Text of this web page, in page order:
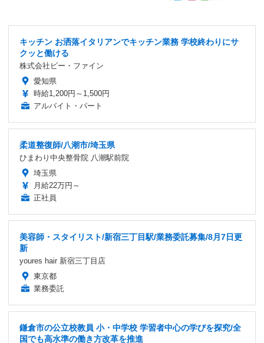
キッチン お洒落イタリアンでキッチン業務 学校終わりにサ
クッと働ける
株式会社ビー・ファイン
愛知県
時給1,200円～1,500円
アルバイト・パート
柔道整復師/八潮市/埼玉県
ひまわり中央整骨院 八潮駅前院
埼玉県
月給22万円～
正社員
美容師・スタイリスト/新宿三丁目駅/業務委託募集/8月7日更
新
youres hair 新宿三丁目店
東京都
業務委託
鎌倉市の公立校教員 小・中学校 学習者中心の学びを探究/全
国でも高水準の働き方改革を推進